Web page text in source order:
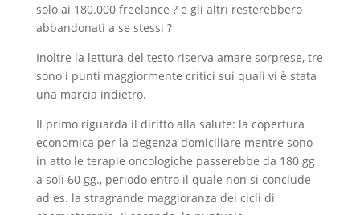
solo ai 180.000 freelance ? e gli altri resterebbero
abbandonati a se stessi ?
Inoltre la lettura del testo riserva amare sorprese, tre
sono i punti maggiormente critici sui quali vi è stata
una marcia indietro.
Il primo riguarda il diritto alla salute: la copertura
economica per la degenza domiciliare mentre sono
in atto le terapie oncologiche passerebbe da 180 gg
a soli 60 gg., periodo entro il quale non si conclude
ad es. la stragrande maggioranza dei cicli di